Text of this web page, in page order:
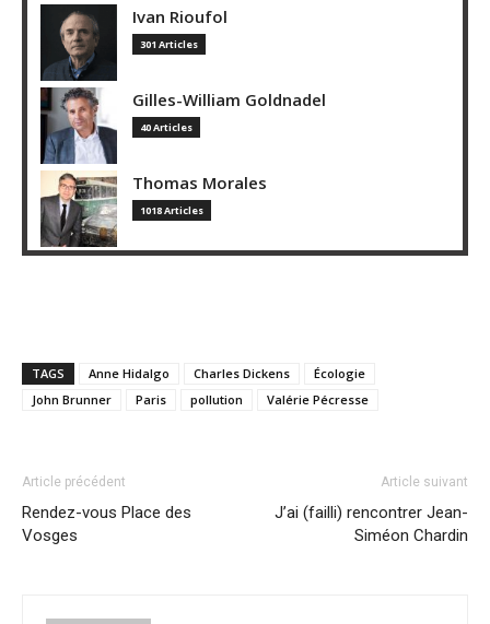
Ivan Rioufol
301 Articles
Gilles-William Goldnadel
40 Articles
Thomas Morales
1018 Articles
TAGS Anne Hidalgo Charles Dickens
Écologie
John Brunner
Paris pollution Valérie Pécresse
Article précédent
Rendez-vous Place des
Vosges
Article suivant
J’ai (failli) rencontrer Jean-
Siméon Chardin